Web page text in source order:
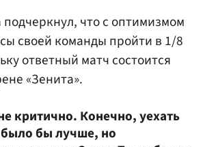
что с оптимизмом
своей команды пройти в 1/8
ответный матч состоится
«Зенита».
критично. Конечно, уехать
было бы лучше, но